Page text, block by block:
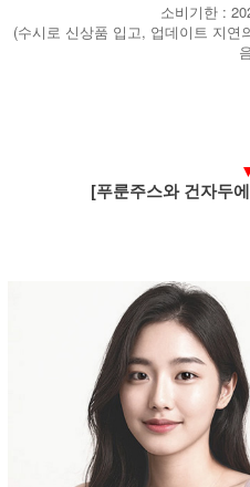
소비기한 :
(수시로 신상품 입고, 업데이트 지연
[푸룬주스와 건자두